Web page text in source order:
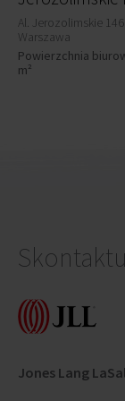
Al. Jerozolimskie
Warszawa
Powierzchnia
m²
Jones Lang